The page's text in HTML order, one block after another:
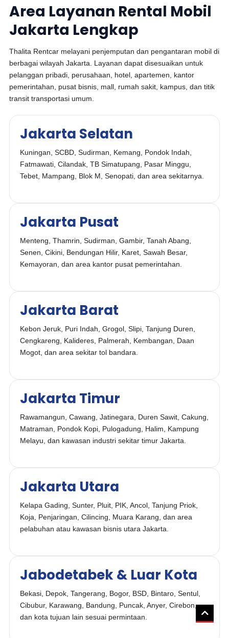
Area Layanan Rental Mobil
Jakarta Lengkap
Thalita Rentcar melayani penjemputan dan pengantaran mobil di
berbagai wilayah Jakarta. Layanan dapat disesuaikan untuk
pelanggan pribadi, perusahaan, hotel, apartemen, kantor
pemerintahan, pusat bisnis, mall, rumah sakit, kampus, dan titik
transit transportasi umum.
Jakarta Selatan
Kuningan, SCBD, Sudirman, Kemang, Pondok Indah,
Fatmawati, Cilandak, TB Simatupang, Pasar Minggu,
Tebet, Mampang, Blok M, Senopati, dan area sekitarnya.
Jakarta Pusat
Menteng, Thamrin, Sudirman, Gambir, Tanah Abang,
Senen, Cikini, Bendungan Hilir, Karet, Sawah Besar,
Kemayoran, dan area kantor pusat pemerintahan.
Jakarta Barat
Kebon Jeruk, Puri Indah, Grogol, Slipi, Tanjung Duren,
Cengkareng, Kalideres, Palmerah, Kembangan, Daan
Mogot, dan area sekitar tol bandara.
Jakarta Timur
Rawamangun, Cawang, Jatinegara, Duren Sawit, Cakung,
Matraman, Pondok Kopi, Pulogadung, Halim, Kampung
Melayu, dan kawasan industri sekitar timur Jakarta.
Jakarta Utara
Kelapa Gading, Sunter, Pluit, PIK, Ancol, Tanjung Priok,
Koja, Penjaringan, Cilincing, Muara Karang, dan area
pelabuhan atau kawasan bisnis utara Jakarta.
Jabodetabek & Luar Kota
Bekasi, Depok, Tangerang, Bogor, BSD, Bintaro, Sentul,
Cibubur, Karawang, Bandung, Puncak, Anyer, Cirebon,
dan kota tujuan lain sesuai permintaan.